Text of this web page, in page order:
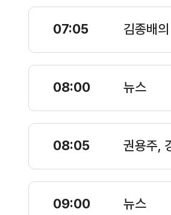
07:05 김종배
08:00 뉴스
08:05 권용주,
09:00 뉴스